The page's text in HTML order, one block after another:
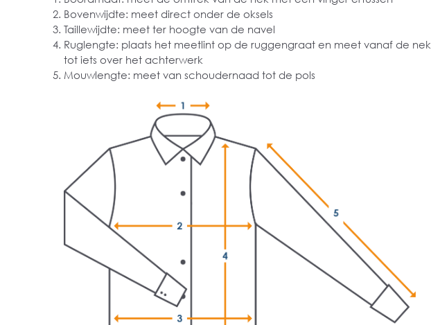
Bovenwijdte: meet direct onder de oksels
Taillewijdte: meet ter hoogte van de navel
Ruglengte: plaats het meetlint op de ruggengraat en meet vanaf de nek
tot iets over het achterwerk
Mouwlengte: meet van schoudernaad tot de pols